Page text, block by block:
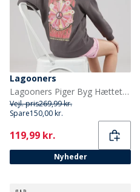
Lagooners
Lagooners Piger Byg Hættetrøje Charcoal
Vejl. pris269,99 kr.
Spare150,00 kr.
Current
119,99 kr.
Nyheder